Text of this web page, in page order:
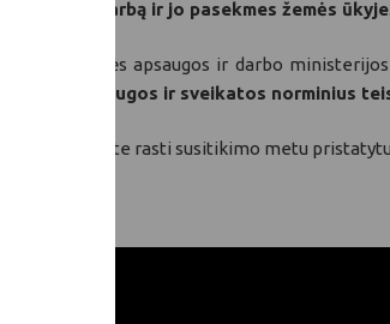
darbą ir jo pasekmes žemės ūkyje
prie Socialinės apsaugos ir darbo
saugos ir sveikatos norminius
galite rasti susitikimo metu